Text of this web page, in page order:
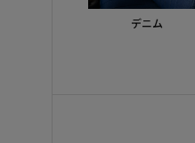
デニム